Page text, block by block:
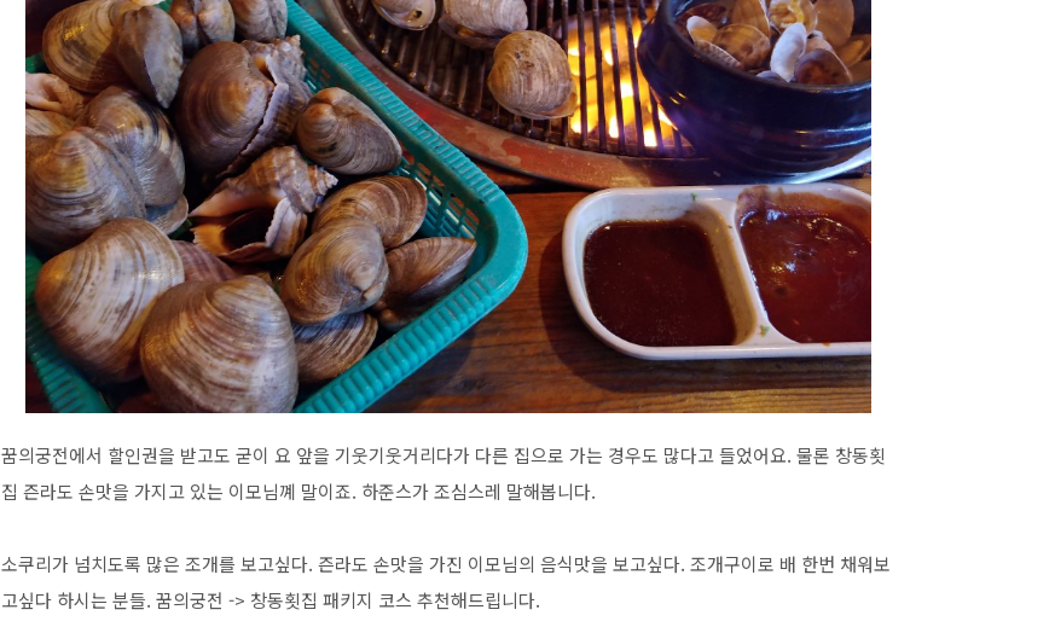
꿈의궁전에서 할인권을 받고도 굳이 요 앞을 기웃기웃거리다가 다른 집으로 가는 경우도 많다고 들었어요. 물론 창동횟
집 즌라도 손맛을 가지고 있는 이모님꼐 말이죠. 하준스가 조심스레 말해봅니다.
소쿠리가 넘치도록 많은 조개를 보고싶다. 즌라도 손맛을 가진 이모님의 음식맛을 보고싶다. 조개구이로 배 한번 채워보
고싶다 하시는 분들. 꿈의궁전 -> 창동횟집 패키지 코스 추천해드립니다.